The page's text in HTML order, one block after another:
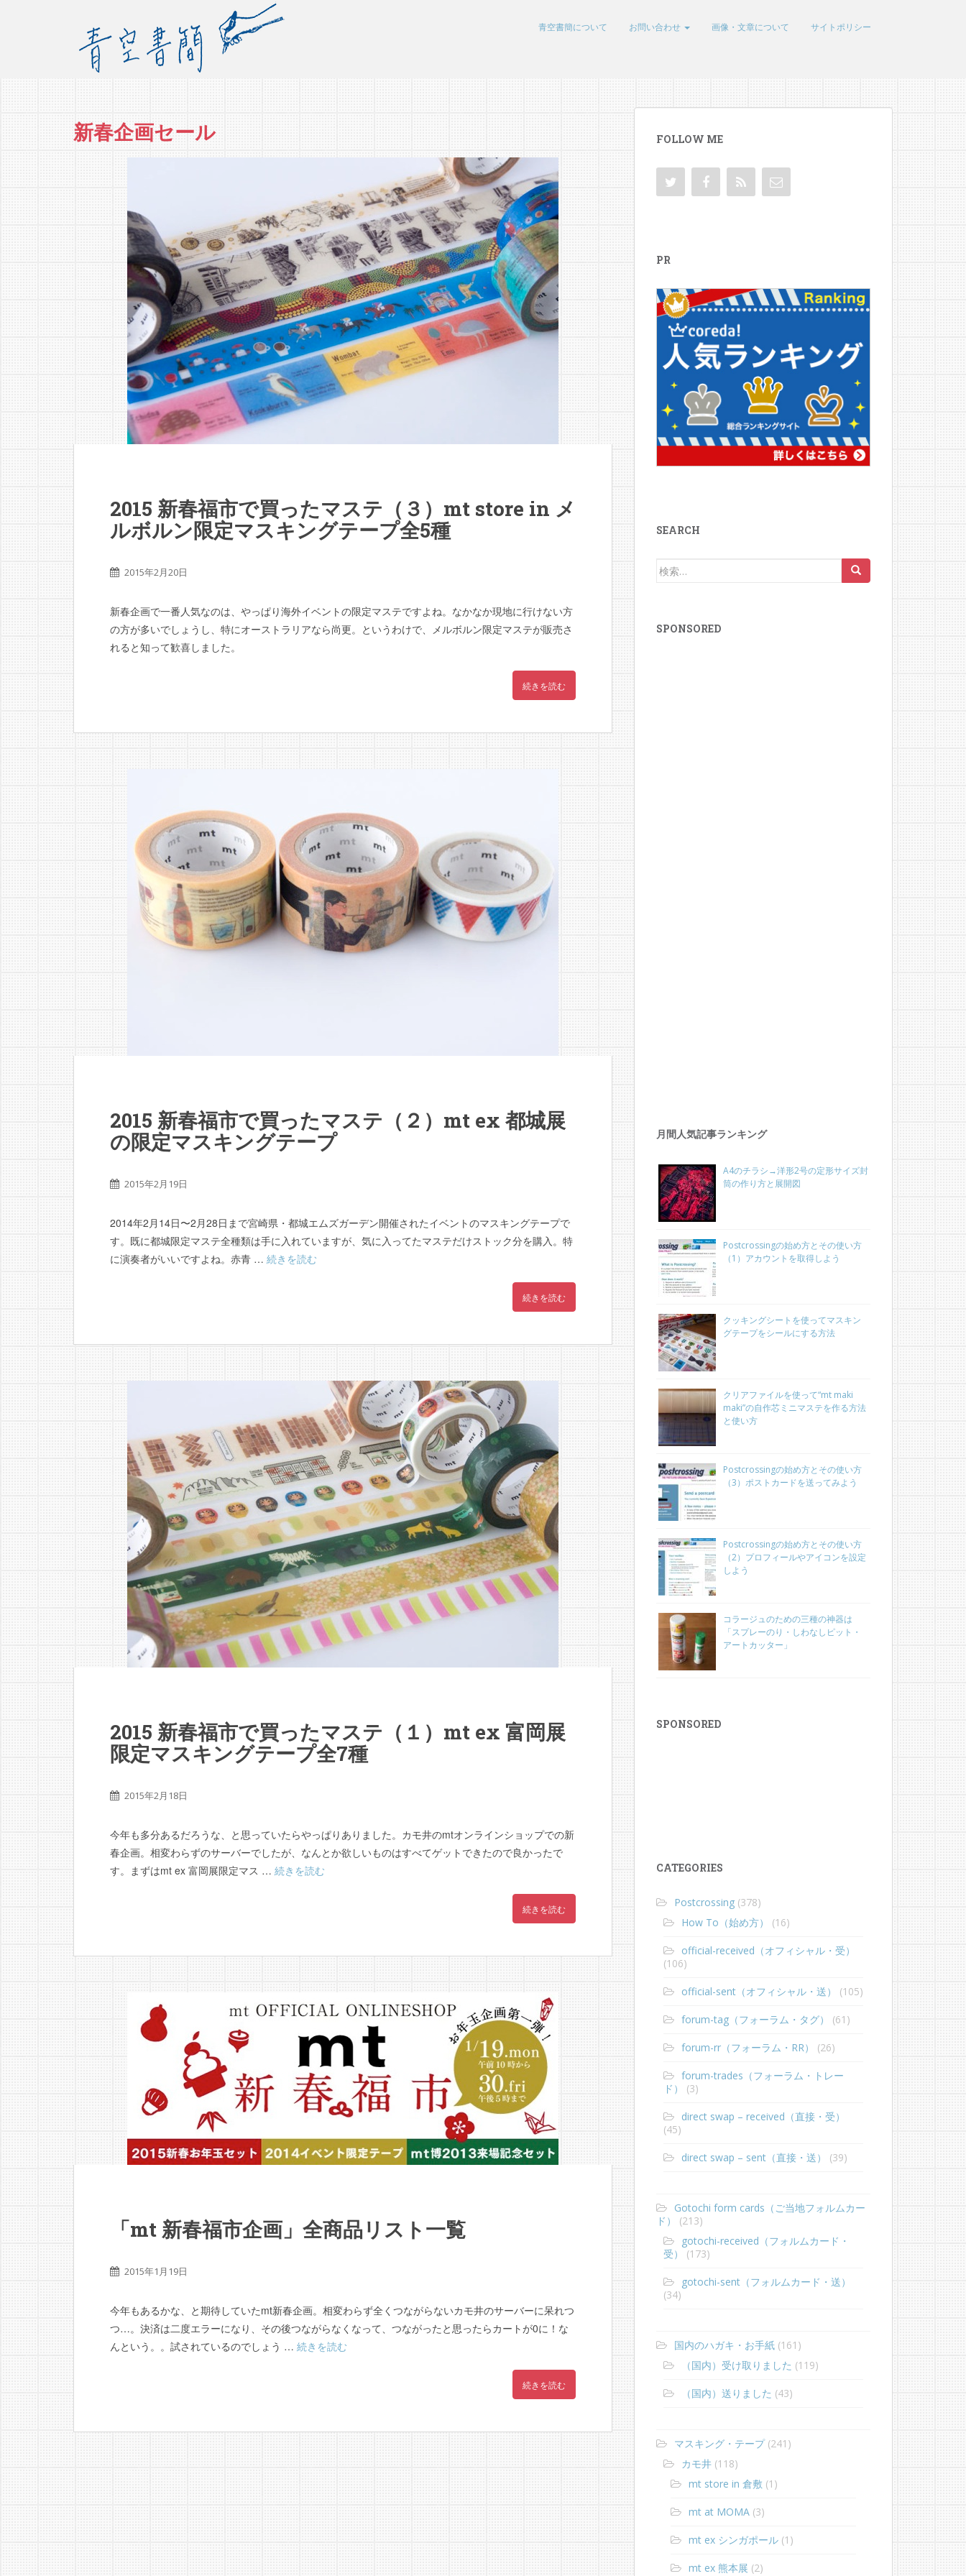
青空書簡について お問い合わせ 画像・文章について サイトポリシー
新春企画セール
2015 新春福市で買ったマステ（３）mt store in メ
ルボルン限定マスキングテープ全5種
2015年2月20日
新春企画で一番人気なのは、やっぱり海外イベントの限定マステですよね。なかなか現地に行けない方
の方が多いでしょうし、特にオーストラリアなら尚更。というわけで、メルボルン限定マステが販売さ
れると知って歓喜しました。
続きを読む
2015 新春福市で買ったマステ（２）mt ex 都城展
の限定マスキングテープ
2015年2月19日
2014年2月14日〜2月28日まで宮崎県・都城エムズガーデン開催されたイベントのマスキングテープで
す。既に都城限定マステ全種類は手に入れていますが、気に入ってたマステだけストック分を購入。特
に演奏者がいいですよね。赤青 … 続きを読む
続きを読む
2015 新春福市で買ったマステ（１）mt ex 富岡展
限定マスキングテープ全7種
2015年2月18日
今年も多分あるだろうな、と思っていたらやっぱりありました。カモ井のmtオンラインショップでの新
春企画。相変わらずのサーバーでしたが、なんとか欲しいものはすべてゲットできたので良かったで
す。まずはmt ex 富岡展限定マス … 続きを読む
続きを読む
「mt 新春福市企画」全商品リスト一覧
2015年1月19日
今年もあるかな、と期待していたmt新春企画。相変わらず全くつながらないカモ井のサーバーに呆れつ
つ…。決済は二度エラーになり、その後つながらなくなって、つながったと思ったらカートが0に！な
んという。。試されているのでしょう … 続きを読む
続きを読む
FOLLOW ME
PR
SEARCH
検
SPONSORED
月間人気記事ランキング
A4のチラシ→洋形2号の定形サイズ封
筒の作り方と展開図
Postcrossingの始め方とその使い方
（1）アカウントを取得しよう
クッキングシートを使ってマスキン
グテープをシールにする方法
クリアファイルを使って“mt maki
maki”の自作芯ミニマステを作る方法
と使い方
Postcrossingの始め方とその使い方
（3）ポストカードを送ってみよう
Postcrossingの始め方とその使い方
（2）プロフィールやアイコンを設定
しよう
コラージュのための三種の神器は
「スプレーのり・しわなしピット・
アートカッター」
SPONSORED
CATEGORIES
Postcrossing (378)
How To（始め方）
(16)
official-received（オフィシャル・受）
(106)
official-sent（オフィシャル・送） (105)
forum-tag（フォーラム・タグ） (61)
forum-rr（フォーラム・RR） (26)
forum-trades（フォーラム・トレー
ド）
(3)
direct swap – received（直接・受）
(45)
direct swap – sent（直接・送） (39)
Gotochi form cards（ご当地フォルムカー
ド）
(213)
gotochi-received（フォルムカード・
受）
(173)
gotochi-sent（フォルムカード・送）
(34)
国内のハガキ・お手紙 (161)
（国内）受け取りました (119)
（国内）送りました (43)
マスキング・テープ(241)
カモ井 (118)
mt store in 倉敷 (1)
mt at MOMA (3)
mt ex シンガポール (1)
mt ex 熊本展 (2)